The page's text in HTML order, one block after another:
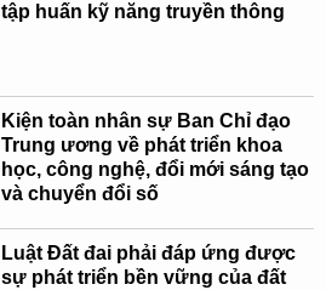
tập huấn kỹ năng truyền thông
Kiện toàn nhân sự Ban Chỉ đạo
Trung ương về phát triển khoa
học, công nghệ, đổi mới sáng tạo
và chuyển đổi số
Luật Đất đai phải đáp ứng được
sự phát triển bền vững của đất